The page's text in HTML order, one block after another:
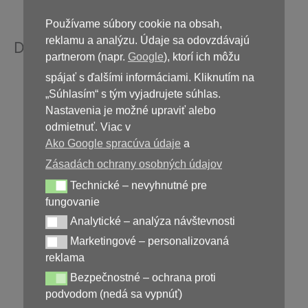
Používame súbory cookie na obsah,
reklamu a analýzu. Údaje sa odovzdávajú
partnerom (napr. Google), ktorí ich môžu
spájať s ďalšími informáciami. Kliknutím na
„Súhlasím“ s tým vyjadrujete súhlas.
Nastavenia je možné upraviť alebo
odmietnuť. Viac v
Ako Google spracúva údaje a
Zásadách ochrany osobných údajov
Technické – nevyhnutné pre fungovanie
Technické – nevyhnutné pre
fungovanie
Analytické – analýza návštevnosti
Analytické – analýza návštevnosti
Marketingové – personalizovaná reklama
Marketingové – personalizovaná
reklama
Bezpečnostné – ochrana proti podvodom (nedá sa vypnúť)
Bezpečnostné – ochrana proti
podvodom (nedá sa vypnúť)
Dôležité informácie
Výživový doplnok. Nie je náhradou pestrej a
vyváženej stravy a zdravého životného štýlu.
Neprekračujte odporúčanú dennú dávku.
Uchovávajte mimo dosahu detí.
V prípade tehotenstva, dojčenia alebo užívania
liekov sa poraďte s odborníkom.
Kúpiť Vermixin